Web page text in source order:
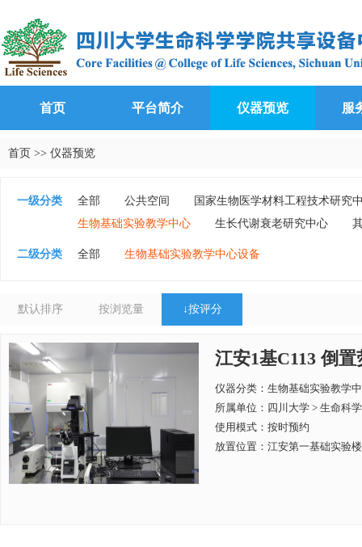
首页 平台简介 仪器预览 服
首页 >> 仪器预览
一级分类 全部 公共空间
国家生物医学材料工程技术研究
生物基础实验教学中心
生长代谢衰老研究中心
二级分类 全部 生物基础实验教学中心设备
默认排序 按浏览量 ↓按评分
江安1基C113 倒
仪器分类：生物基础实验教学
所属单位： 四川大学 > 生命科
使用模式：按时预约
放置位置：江安第一基础实验